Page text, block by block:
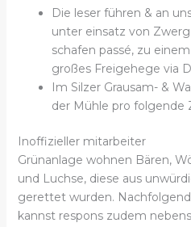
Die leser führen & an
unter einsatz von
schafen passé, zu
großes Freigehege via
Im Silzer Grausam- &
der Mühle pro folgende
Inoffizieller mitarbeiter
Grünanlage wohnen Bären,
und Luchse, diese aus
gerettet wurden.
kannst respons zudem